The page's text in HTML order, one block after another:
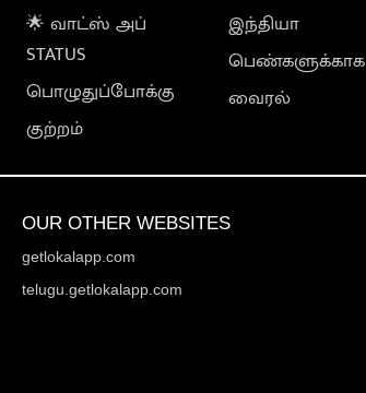
🌟 வாட்ஸ் அப்
STATUS
பொழுதுப்போக்கு
குற்றம்
இந்தியா
பெண்களுக்காக
வைரல்
OUR OTHER WEBSITES
getlokalapp.com
telugu.getlokalapp.com